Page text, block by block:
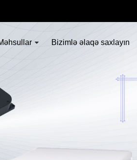
Bizimlə əlaqə saxlayın